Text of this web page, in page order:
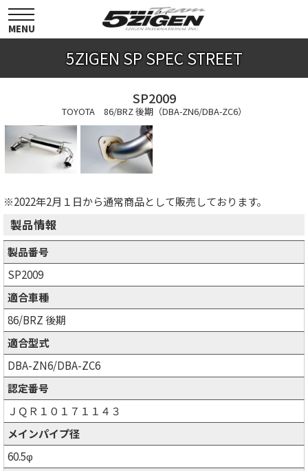
toggle
navigation
MENU
5ZIGEN SP SPEC STREET
SP2009
TOYOTA 86/BRZ 後期（DBA-ZN6/DBA-ZC6）
※2022年2月１日から通常商品として販売しております。
製品情報
製品番号
SP2009
適合車種
86/BRZ 後期
適合型式
DBA-ZN6/DBA-ZC6
認定番号
ＪＱＲ１０１７１１４３
メインパイプ径
60.5φ